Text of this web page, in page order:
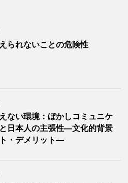
られないことの危険性
ない環境：ぼかしコミュニケ
日本人の主張性―文化的背景
・デメリット―